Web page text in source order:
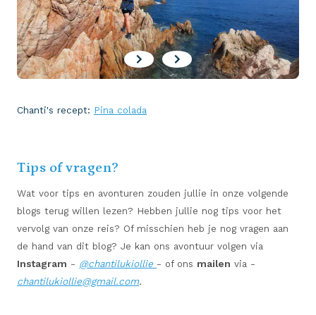
Chanti's recept: Pina colada
Tips of vragen?
Wat voor tips en avonturen zouden jullie in onze volgende
blogs terug willen lezen? Hebben jullie nog tips voor het
vervolg van onze reis? Of misschien heb je nog vragen aan
de hand van dit blog? Je kan ons avontuur volgen via
Instagram - @chantilukiollie - of ons mailen via -
chantilukiollie@gmail.com.